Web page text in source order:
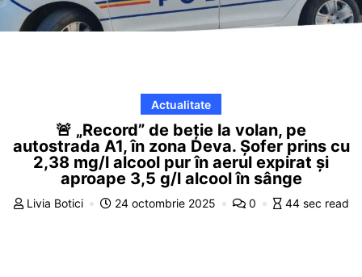
Actualitate
🚨 „Record” de beție la volan, pe
autostrada A1, în zona Deva. Șofer prins cu
2,38 mg/l alcool pur în aerul expirat și
aproape 3,5 g/l alcool în sânge
Livia Botici 24 octombrie 2025 0 44 sec read